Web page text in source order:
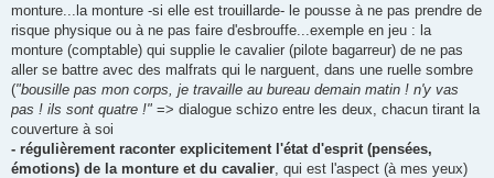
monture...la monture -si elle est trouillarde- le pousse à ne pas prendre de
risque physique ou à ne pas faire d'esbrouffe...exemple en jeu : la
monture (comptable) qui supplie le cavalier (pilote bagarreur) de ne pas
aller se battre avec des malfrats qui le narguent, dans une ruelle sombre
("bousille pas mon corps, je travaille au bureau demain matin ! n'y vas
pas ! ils sont quatre !" => dialogue schizo entre les deux, chacun tirant la
couverture à soi
- régulièrement raconter explicitement l'état d'esprit (pensées,
émotions) de la monture et du cavalier , qui est l'aspect (à mes yeux)